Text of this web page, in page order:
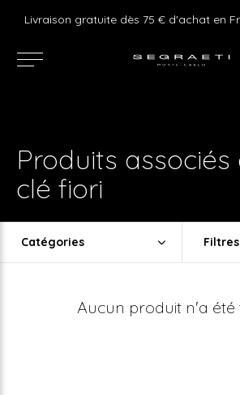
Produits
clé fiori
Catégories Filtres
Aucun produit n'a été